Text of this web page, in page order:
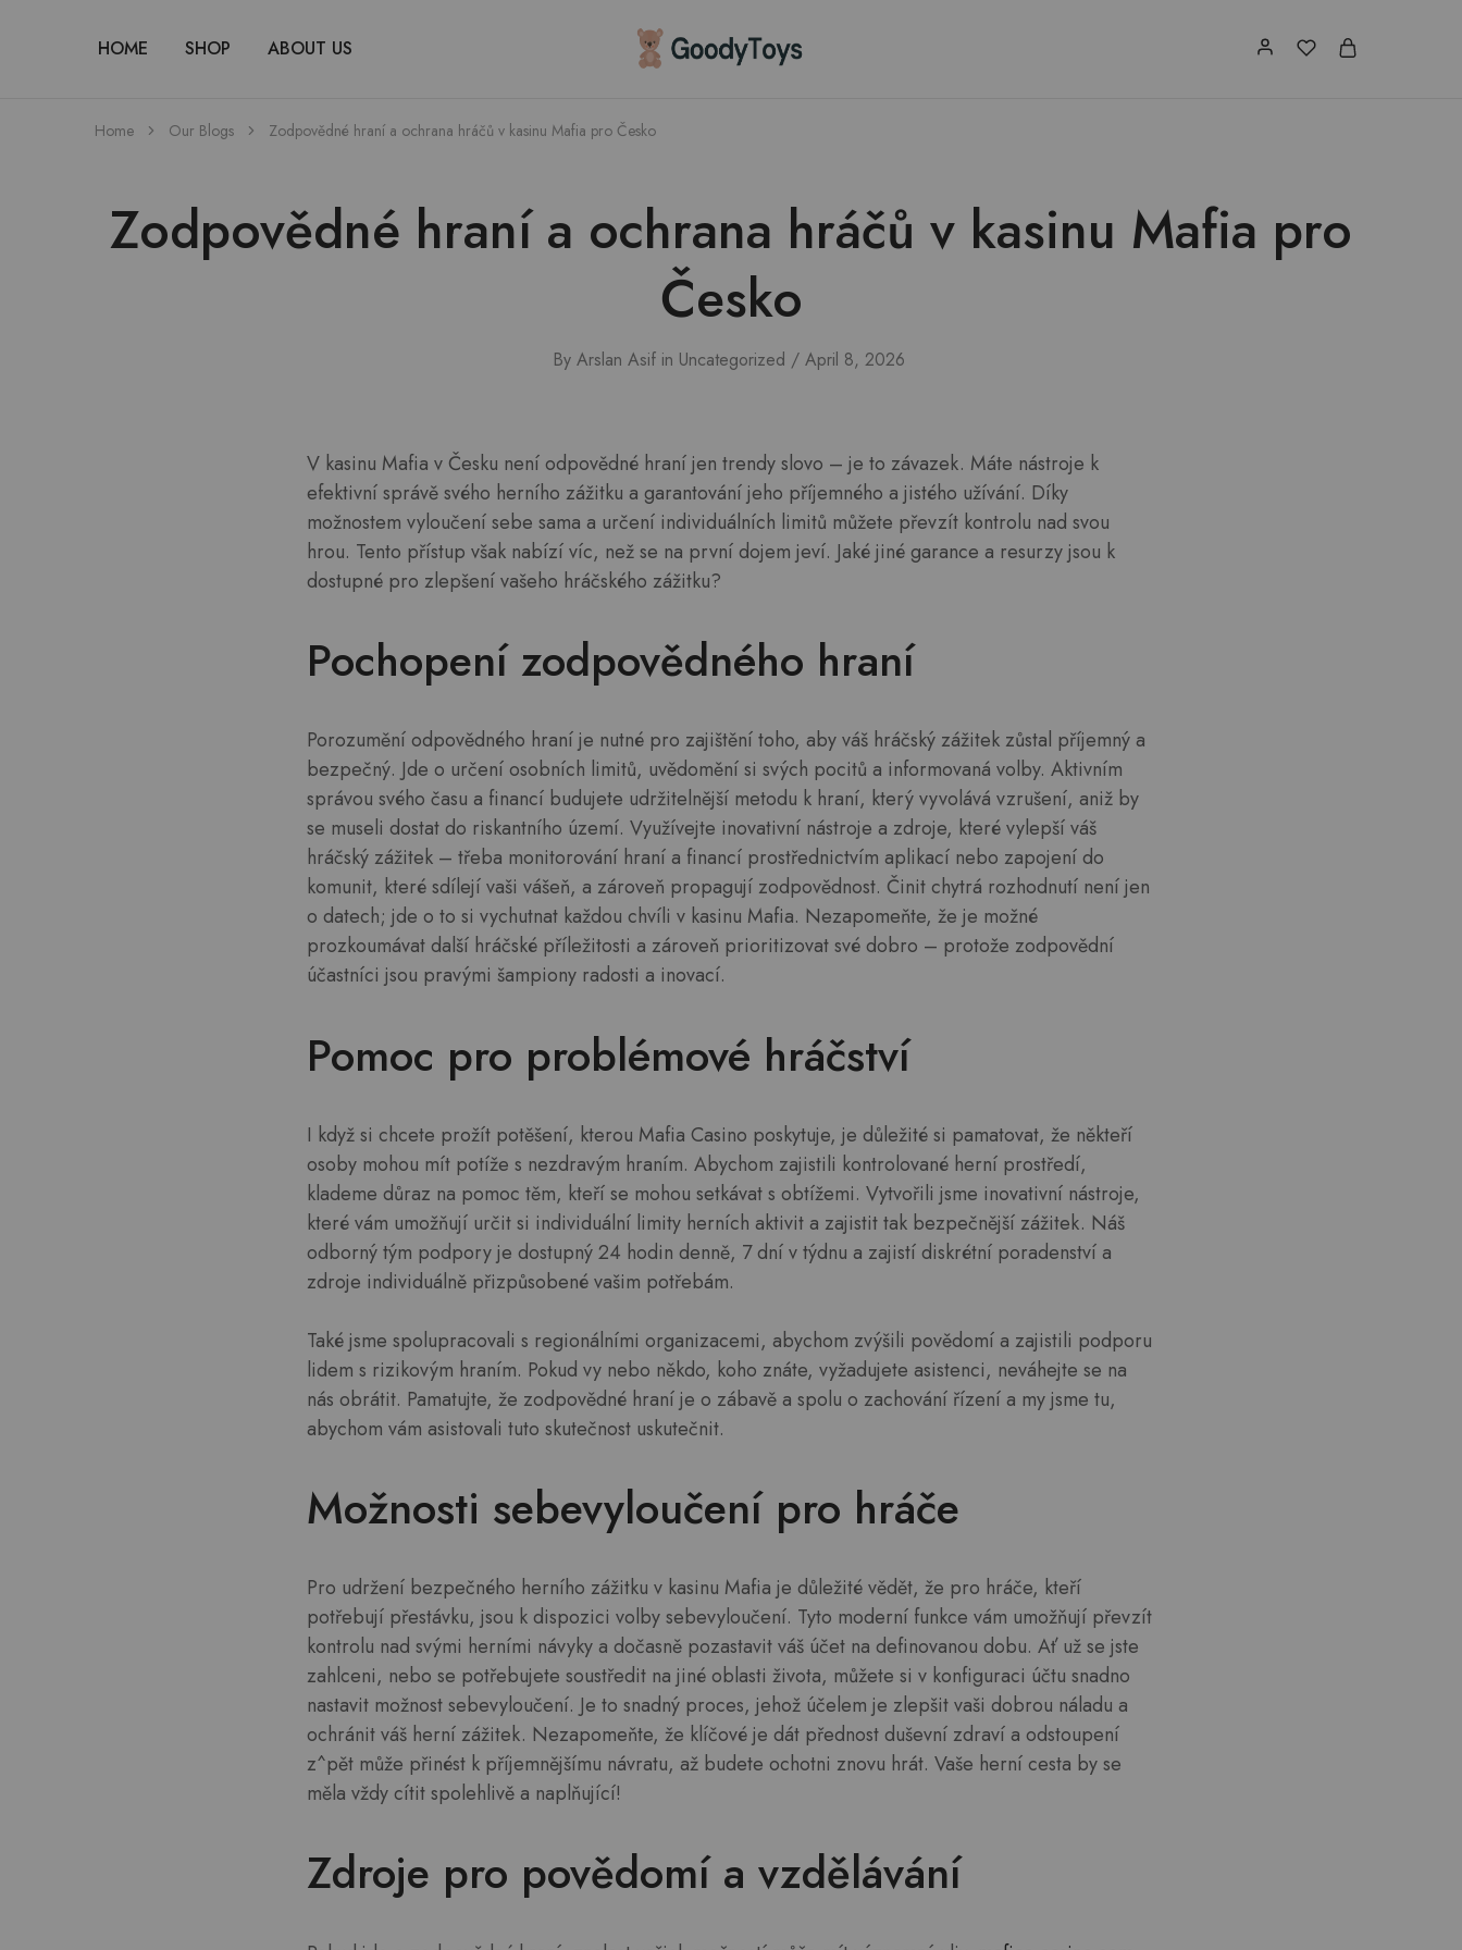
HOME SHOP ABOUT US Children
Toys
Home Our Blogs Zodpovědné hraní a ochrana hráčů v kasinu Mafia pro Česko
Zodpovědné hraní a ochrana hráčů v kasinu Mafia pro
Česko
By Arslan Asif in Uncategorized April 8, 2026
V kasinu Mafia v Česku není odpovědné hraní jen trendy slovo – je to závazek. Máte nástroje k
efektivní správě svého herního zážitku a garantování jeho příjemného a jistého užívání. Díky
možnostem vyloučení sebe sama a určení individuálních limitů můžete převzít kontrolu nad svou
hrou. Tento přístup však nabízí víc, než se na první dojem jeví. Jaké jiné garance a resurzy jsou k
dostupné pro zlepšení vašeho hráčského zážitku?
Pochopení zodpovědného hraní
Porozumění odpovědného hraní je nutné pro zajištění toho, aby váš hráčský zážitek zůstal příjemný a
bezpečný. Jde o určení osobních limitů, uvědomění si svých pocitů a informovaná volby. Aktivním
správou svého času a financí budujete udržitelnější metodu k hraní, který vyvolává vzrušení, aniž by
se museli dostat do riskantního území. Využívejte inovativní nástroje a zdroje, které vylepší váš
hráčský zážitek – třeba monitorování hraní a financí prostřednictvím aplikací nebo zapojení do
komunit, které sdílejí vaši vášeň, a zároveň propagují zodpovědnost. Činit chytrá rozhodnutí není jen
o datech; jde o to si vychutnat každou chvíli v kasinu Mafia. Nezapomeňte, že je možné
prozkoumávat další hráčské příležitosti a zároveň prioritizovat své dobro – protože zodpovědní
účastníci jsou pravými šampiony radosti a inovací.
Pomoc pro problémové hráčství
I když si chcete prožít potěšení, kterou Mafia Casino poskytuje, je důležité si pamatovat, že někteří
osoby mohou mít potíže s nezdravým hraním. Abychom zajistili kontrolované herní prostředí,
klademe důraz na pomoc těm, kteří se mohou setkávat s obtížemi. Vytvořili jsme inovativní nástroje,
které vám umožňují určit si individuální limity herních aktivit a zajistit tak bezpečnější zážitek. Náš
odborný tým podpory je dostupný 24 hodin denně, 7 dní v týdnu a zajistí diskrétní poradenství a
zdroje individuálně přizpůsobené vašim potřebám.
Také jsme spolupracovali s regionálními organizacemi, abychom zvýšili povědomí a zajistili podporu
lidem s rizikovým hraním. Pokud vy nebo někdo, koho znáte, vyžadujete asistenci, neváhejte se na
nás obrátit. Pamatujte, že zodpovědné hraní je o zábavě a spolu o zachování řízení a my jsme tu,
abychom vám asistovali tuto skutečnost uskutečnit.
Možnosti sebevyloučení pro hráče
Pro udržení bezpečného herního zážitku v kasinu Mafia je důležité vědět, že pro hráče, kteří
potřebují přestávku, jsou k dispozici volby sebevyloučení. Tyto moderní funkce vám umožňují převzít
kontrolu nad svými herními návyky a dočasně pozastavit váš účet na definovanou dobu. Ať už se jste
zahlceni, nebo se potřebujete soustředit na jiné oblasti života, můžete si v konfiguraci účtu snadno
nastavit možnost sebevyloučení. Je to snadný proces, jehož účelem je zlepšit vaši dobrou náladu a
ochránit váš herní zážitek. Nezapomeňte, že klíčové je dát přednost duševní zdraví a odstoupení
z^pět může přinést k příjemnějšímu návratu, až budete ochotni znovu hrát. Vaše herní cesta by se
měla vždy cítit spolehlivě a naplňující!
Zdroje pro povědomí a vzdělávání